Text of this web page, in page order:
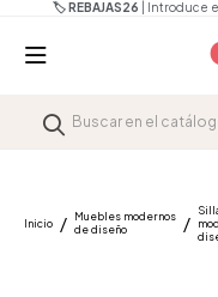
🏷️ REBAJAS26 | Introduce
Inicio
Muebles modernos
de diseño